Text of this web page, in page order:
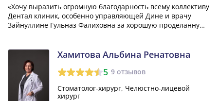
«Хочу выразить огромную благодарность всему коллективу
Дентал клиник, особенно управляющей Дине и врачу
Зайнуллине Гульназ Фалиховна за хорошую проделанную
без боли:) Буду советовать всем дру...»
Хамитова Альбина Ренатовна
5 9 отзывов
Стоматолог-хирург, Челюстно-лицевой
хирург